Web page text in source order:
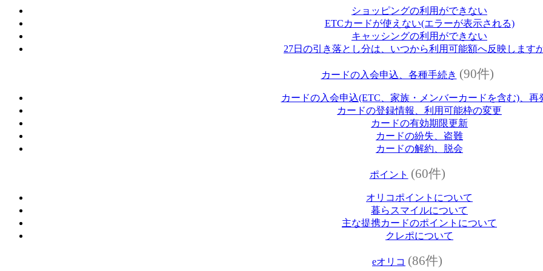
ショッピングの利用ができない
ETCカードが使えない(エラーが表示される)
キャッシングの利用ができない
27日の引き落とし分は、いつから利用可能額へ反映します
カードの入会申込、各種手続き (90件)
カードの入会申込(ETC、家族・メンバーカードを含む)、再
カードの登録情報、利用可能枠の変更
カードの有効期限更新
カードの紛失、盗難
カードの解約、脱会
ポイント (60件)
オリコポイントについて
暮らスマイルについて
主な提携カードのポイントについて
クレポについて
eオリコ (86件)